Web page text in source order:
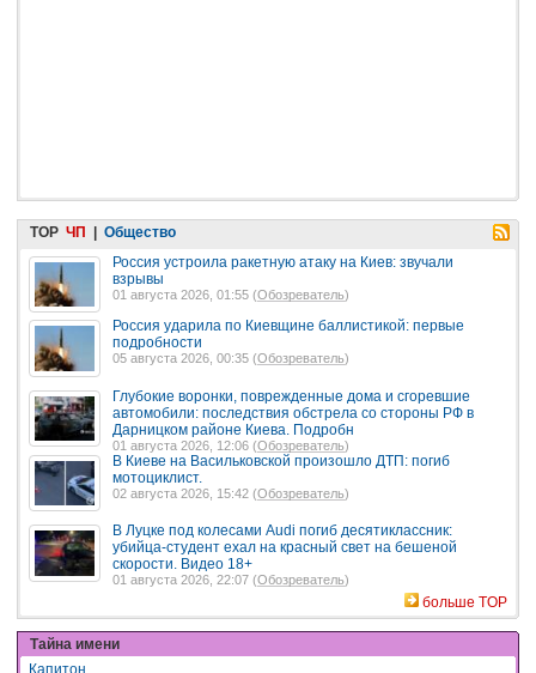
TOP ЧП | Общество
Россия устроила ракетную атаку на Киев: звучали
взрывы
01 августа 2026, 01:55 (Обозреватель)
Россия ударила по Киевщине баллистикой: первые
подробности
05 августа 2026, 00:35 (Обозреватель)
Глубокие воронки, поврежденные дома и сгоревшие
автомобили: последствия обстрела со стороны РФ в
Дарницком районе Киева. Подробн
01 августа 2026, 12:06 (Обозреватель)
В Киеве на Васильковской произошло ДТП: погиб
мотоциклист.
02 августа 2026, 15:42 (Обозреватель)
В Луцке под колесами Audi погиб десятиклассник:
убийца-студент ехал на красный свет на бешеной
скорости. Видео 18+
01 августа 2026, 22:07 (Обозреватель)
больше TOP
Тайна имени